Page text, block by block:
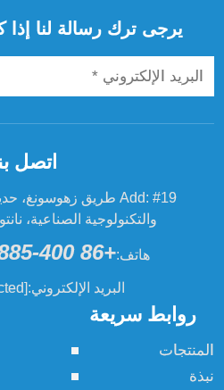
يرجى ترك رسالة لنا
روابط سريعة
المنتجات
نبذة
اتصل
والتكنولوجية الصناعية، نانتونغ،
هاتف:+86 400-885-9599
البريد الإلكتروني:[email protected]